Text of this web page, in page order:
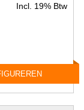
Incl. 19% Btw